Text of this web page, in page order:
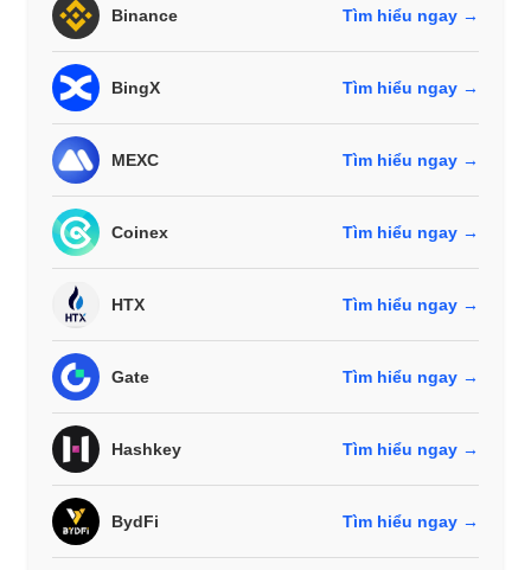
Binance Tìm hiểu ngay →
BingX Tìm hiểu ngay →
MEXC Tìm hiểu ngay →
Coinex Tìm hiểu ngay →
HTX Tìm hiểu ngay →
Gate Tìm hiểu ngay →
Hashkey Tìm hiểu ngay →
BydFi Tìm hiểu ngay →